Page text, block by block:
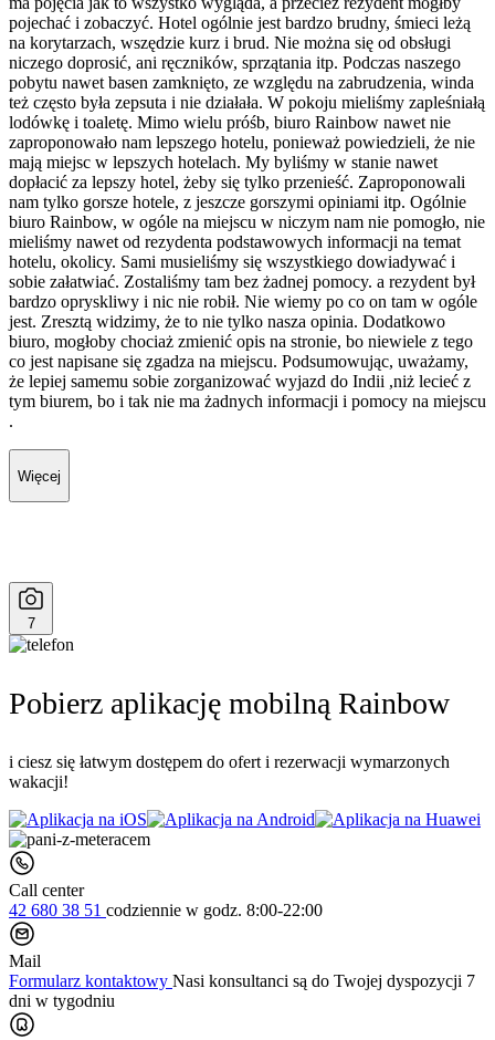
pojechać i zobaczyć. Hotel ogólnie jest bardzo brudny, śmieci leżą
na korytarzach, wszędzie kurz i brud. Nie można się od obsługi
niczego doprosić, ani ręczników, sprzątania itp. Podczas naszego
pobytu nawet basen zamknięto, ze względu na zabrudzenia, winda
też często była zepsuta i nie działała. W pokoju mieliśmy zapleśniałą
lodówkę i toaletę. Mimo wielu próśb, biuro Rainbow nawet nie
zaproponowało nam lepszego hotelu, ponieważ powiedzieli, że nie
mają miejsc w lepszych hotelach. My byliśmy w stanie nawet
dopłacić za lepszy hotel, żeby się tylko przenieść. Zaproponowali
nam tylko gorsze hotele, z jeszcze gorszymi opiniami itp. Ogólnie
biuro Rainbow, w ogóle na miejscu w niczym nam nie pomogło, nie
mieliśmy nawet od rezydenta podstawowych informacji na temat
hotelu, okolicy. Sami musieliśmy się wszystkiego dowiadywać i
sobie załatwiać. Zostaliśmy tam bez żadnej pomocy. a rezydent był
bardzo opryskliwy i nic nie robił. Nie wiemy po co on tam w ogóle
jest. Zresztą widzimy, że to nie tylko nasza opinia. Dodatkowo
biuro, mogłoby chociaż zmienić opis na stronie, bo niewiele z tego
co jest napisane się zgadza na miejscu. Podsumowując, uważamy,
że lepiej samemu sobie zorganizować wyjazd do Indii ,niż lecieć z
tym biurem, bo i tak nie ma żadnych informacji i pomocy na miejscu
.
Więcej
7
Pobierz aplikację mobilną Rainbow
i ciesz się łatwym dostępem do ofert i rezerwacji wymarzonych
wakacji!
Call center
42 680 38 51 codziennie w godz. 8:00-22:00
Mail
Formularz kontaktowy Nasi konsultanci są do Twojej dyspozycji 7
dni w tygodniu